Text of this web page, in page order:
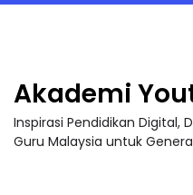
Akademi
Inspirasi Pendidikan Digital,
Guru Malaysia untuk